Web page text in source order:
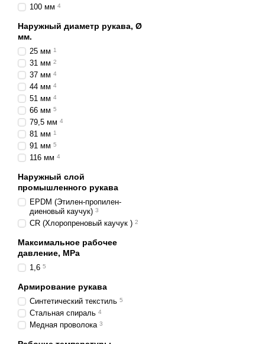
100 мм 4
Наружный диаметр рукава, Ø
мм.
25 мм 1
31 мм 2
37 мм 4
44 мм 4
51 мм 4
66 мм 5
79,5 мм 4
81 мм 1
91 мм 5
116 мм 4
Наружный слой
промышленного рукава
EPDM (Этилен-пропилен-
диеновый каучук) 3
CR (Хлоропреновый каучук ) 2
Максимальное рабочее
давление, MPa
1,6 5
Армирование рукава
Синтетический текстиль 5
Стальная спираль 4
Медная проволока 3